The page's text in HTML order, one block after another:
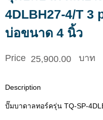
4DLBH27-4/T 3
บ่อขนาด 4 นิ้ว
25,900.00
Description
ปั๊มบาดาลทอร์ครุ่น TQ-SP-